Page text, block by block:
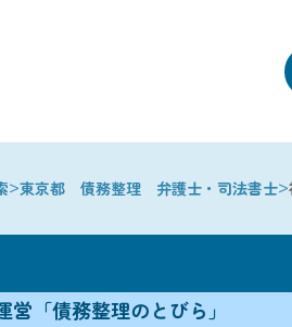
>東京都 債務整理 弁護士・司法書士>
営「債務整理のとびら」